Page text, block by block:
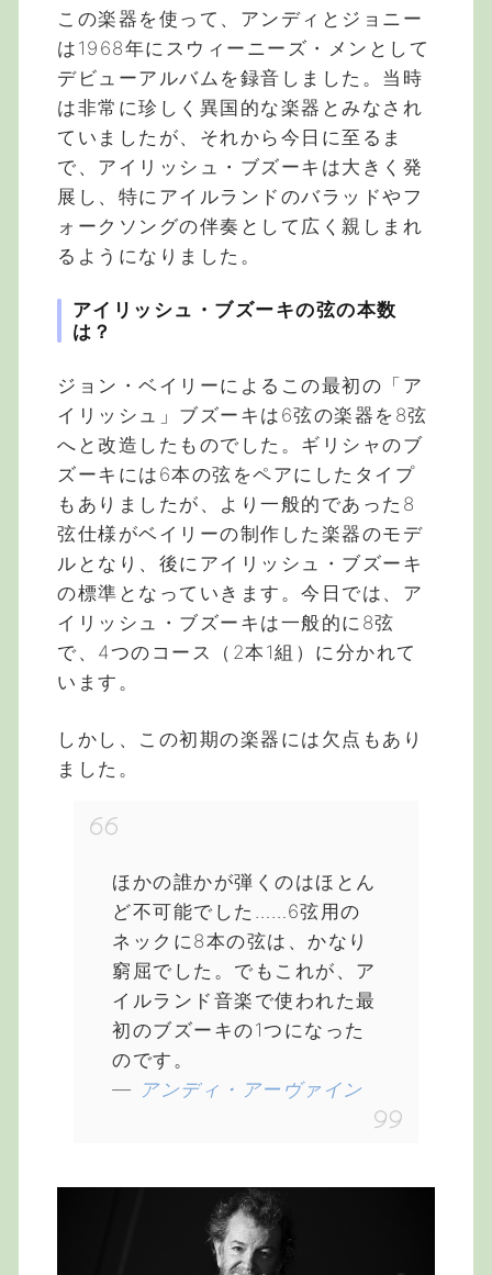
この楽器を使って、アンディとジョニー
は1968年にスウィーニーズ・メンとして
デビューアルバムを録音しました。当時
は非常に珍しく異国的な楽器とみなされ
ていましたが、それから今日に至るま
で、アイリッシュ・ブズーキは大きく発
展し、特にアイルランドのバラッドやフ
ォークソングの伴奏として広く親しまれ
るようになりました。
アイリッシュ・ブズーキの弦の本数
は？
ジョン・ベイリーによるこの最初の「ア
イリッシュ」ブズーキは6弦の楽器を8弦
へと改造したものでした。ギリシャのブ
ズーキには6本の弦をペアにしたタイプ
もありましたが、より一般的であった8
弦仕様がベイリーの制作した楽器のモデ
ルとなり、後にアイリッシュ・ブズーキ
の標準となっていきます。今日では、ア
イリッシュ・ブズーキは一般的に8弦
で、4つのコース（2本1組）に分かれて
います。
しかし、この初期の楽器には欠点もあり
ました。
ほかの誰かが弾くのはほとん
ど不可能でした……6弦用の
ネックに8本の弦は、かなり
窮屈でした。でもこれが、ア
イルランド音楽で使われた最
初のブズーキの1つになった
のです。
― アンディ・アーヴァイン